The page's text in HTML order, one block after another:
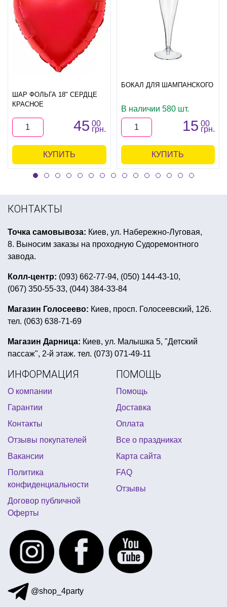
ШАР ФОЛЬГА 18" СЕРДЦЕ
КРАСНОЕ
45 00
грн.
КУПИТЬ
БОКАЛ ДЛЯ ШАМПАНСКОГО
В наличии 580 шт.
15 00
грн.
КУПИТЬ
КОНТАКТЫ
Точка самовывоза: Киев, ул. Набережно-Луговая,
8. Выносим заказы на проходную Судоремонтного
завода.
Колл-центр: (093) 662-77-94, (050) 144-43-10,
(067) 350-55-33, (044) 384-33-84
Магазин Голосеево: Киев, просп. Голосеевский, 126.
тел. (063) 638-71-69
Магазин Дарница: Киев, ул. Малышка 5, "Детский
пассаж", 2-й этаж. тел. (073) 071-49-11
ИНФОРМАЦИЯ
О компании
Гарантии
Контакты
Отзывы покупателей
Вакансии
Политика
конфиденциальности
Договор публичной
Оферты
ПОМОЩЬ
Помощь
Доставка
Оплата
Все о праздниках
Карта сайта
FAQ
Отзывы
@shop_4party